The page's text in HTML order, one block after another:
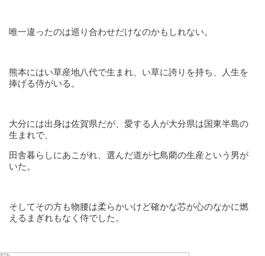
唯一違ったのは巡り合わせだけなのかもしれない。
熊本にはい草産地八代で生まれ、い草に誇りを持ち、人生を
捧げる侍がいる。
大分には出身は佐賀県だが、愛する人が大分県は国東半島の
生まれで、
田舎暮らしにあこがれ、選んだ道が七島藺の生産という男が
いた。
そしてその方も物腰は柔らかいけど確かな芯が心のなかに燃
えるまぎれもなく侍でした。